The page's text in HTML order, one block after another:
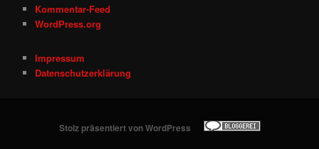
Kommentar-Feed
WordPress.org
Impressum
Datenschutzerklärung
Stolz präsentiert von WordPress